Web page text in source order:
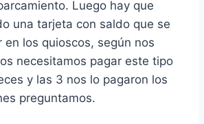
Luego hay que
una tarjeta con saldo que se
en los quioscos, según nos
necesitamos pagar este tipo
y las 3 nos lo pagaron los
preguntamos.